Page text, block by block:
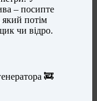
– посипте
який потім
чи відро.
🚒